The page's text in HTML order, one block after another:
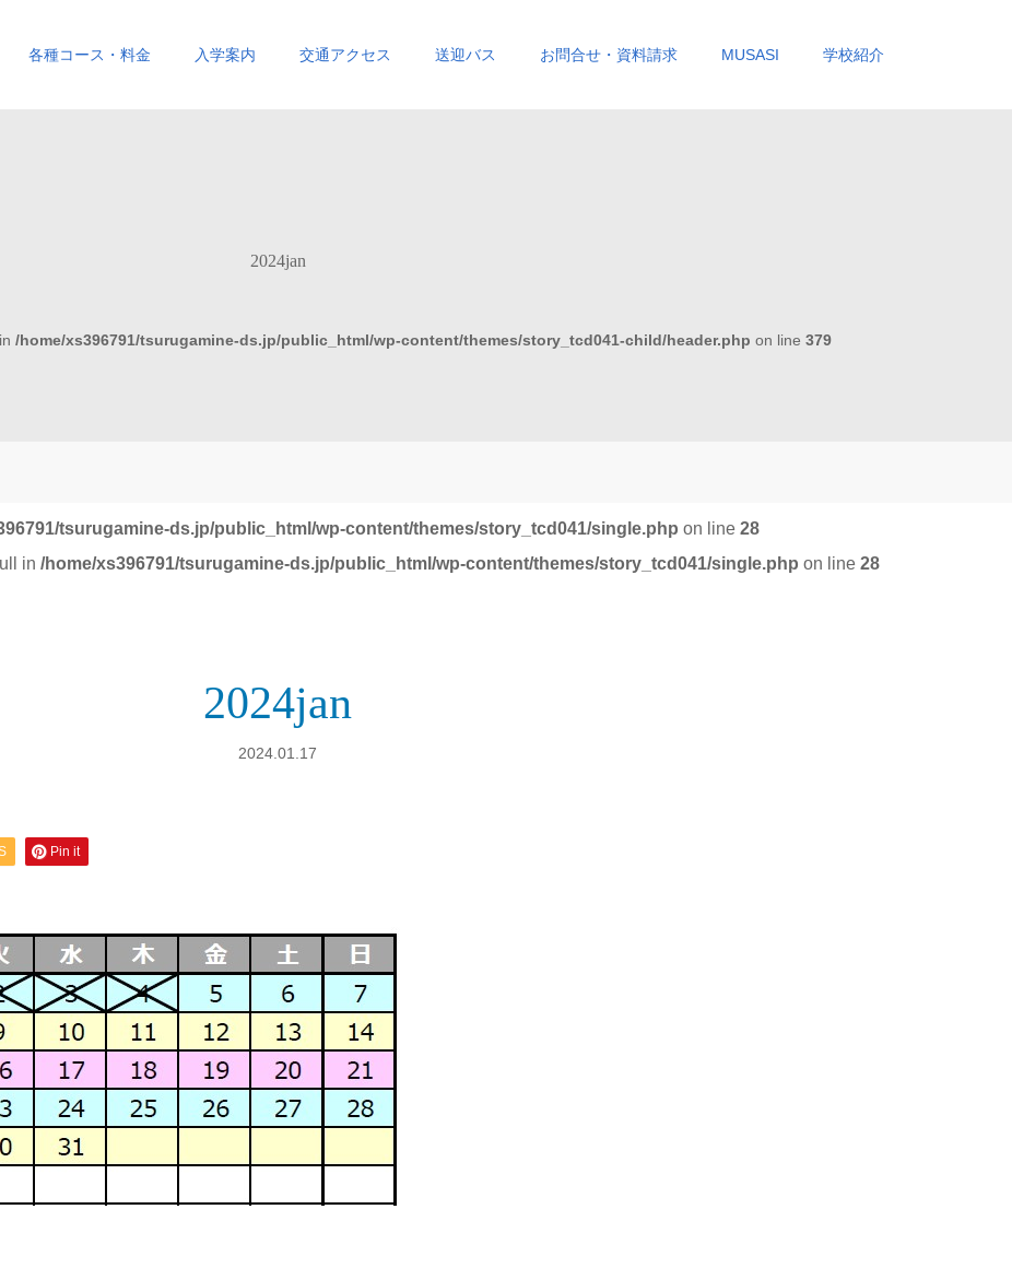
各種コース・料金 入学案内 交通アクセス 送迎バス お問合せ・資料請求 MUSASI 学校紹介
2024jan
/home/xs396791/tsurugamine-ds.jp/public_html/wp-content/themes/story_tcd041-child/header.php on line 379
tsurugamine-ds.jp/public_html/wp-content/themes/story_tcd041/single.php on line 28
in /home/xs396791/tsurugamine-ds.jp/public_html/wp-content/themes/story_tcd041/single.php on line 28
2024jan
2024.01.17
Pin it